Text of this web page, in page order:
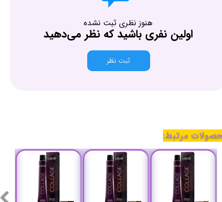
هنوز نظری ثبت نشده
اولین نفری باشید که نظر می‌دهید
ثبت نظر
مرتبط: